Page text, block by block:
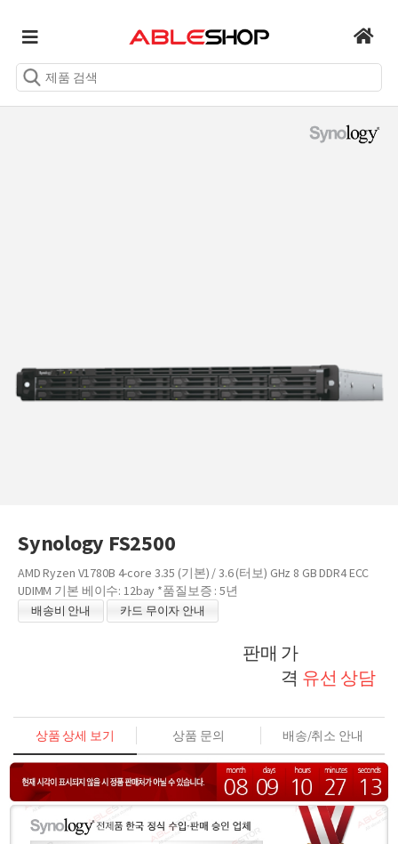
Synology FS2500
AMD Ryzen V1780B 4-core 3.35 (기본) / 3.6 (터보) GHz 8 GB DDR4 ECC
UDIMM 기본 베이수: 12bay *품질보증 : 5년
배송비 안내 카드 무이자 안내
판매 가
격 유선 상담
상품 상세 보기 상품 문의 배송/취소 안내